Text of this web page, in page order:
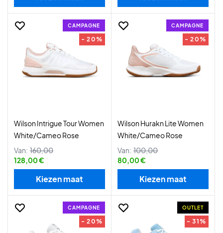
CAMPAGNE
- 20%
Wilson Intrigue Tour Women
White/Cameo Rose
Van: 160,00
128,00 €
Kiezen maat
CAMPAGNE
- 20%
Wilson Hurakn Lite Women
White/Cameo Rose
Van: 100,00
80,00 €
Kiezen maat
CAMPAGNE
- 20%
OUTLET
- 31%